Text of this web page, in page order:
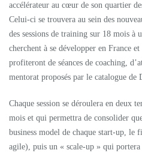
accélérateur au cœur de son quartier
Celui-ci se trouvera au sein des
des sessions de training sur 18 mois à
cherchent à se développer en France
profiteront de séances de coaching,
mentorat proposés par le catalogue de
Chaque session se déroulera en deux
mois et qui permettra de consolider
business model de chaque start-up, le
agile), puis un « scale-up » qui portera